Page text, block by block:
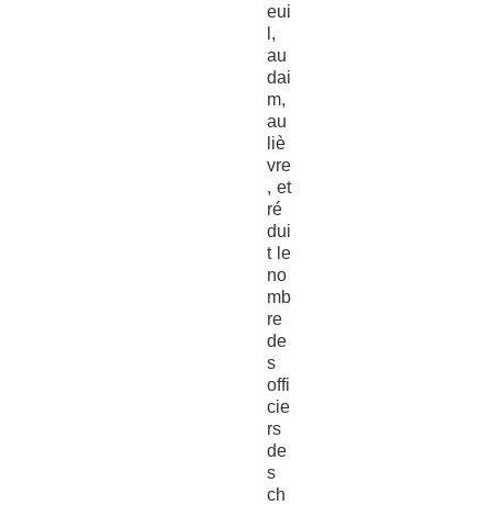
eui
l,
au
dai
m,
au
liè
vre
, et
ré
dui
t le
no
mb
re
de
s
offi
cie
rs
de
s
ch